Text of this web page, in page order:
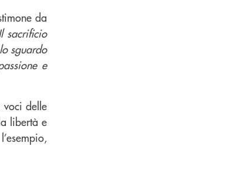
da
sacrificio
sguardo
e
voci delle
libertà e